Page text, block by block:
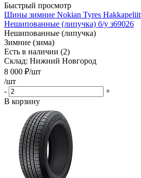
Быстрый просмотр
Шины зимние Nokian Tyres
Нешипованные (липучка) б/у з69026
Нешипованные (липучка)
Зимние (зима)
Есть в наличии (2)
Склад: Нижний Новгород
8 000 ₽/шт
/шт
-
+
В корзину